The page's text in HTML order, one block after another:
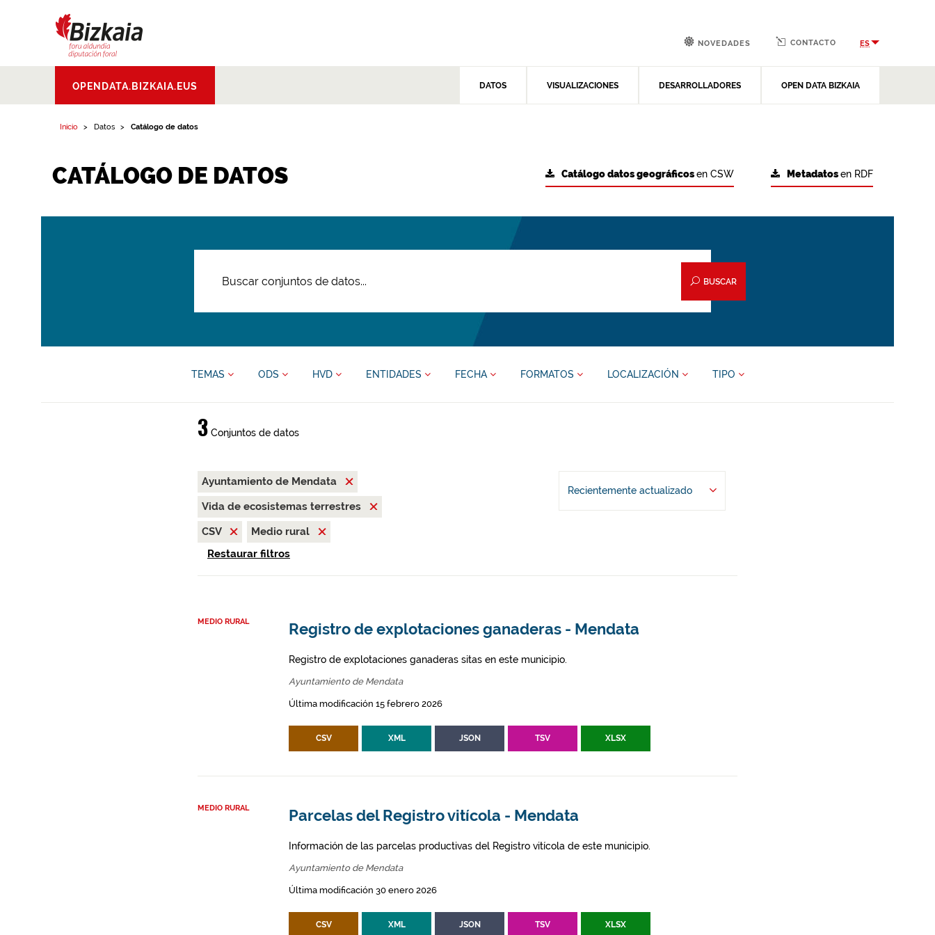
Aldundia.Diputacion
Foral de Bizkaia
OPENDATA.BIZKAIA.EUS DATOS VISUALIZACIONES DESARROLLADORES OPEN DATA BIZKAIA
NOVEDADES CONTACTO ES
Inicio Datos Catálogo de datos
CATÁLOGO DE DATOS Metadatosen RDF
Catálogo datos geográficosen CSW
BUSCAR
TEMAS ODS HVD ENTIDADES FECHA FORMATOS LOCALIZACIÓN TIPO
3Conjuntos de datos
Ayuntamiento de Mendata
Vida de ecosistemas terrestres
CSV
Medio rural
Restaurar filtros
Recientemente actualizado
MEDIO RURAL Registro de explotaciones ganaderas - Mendata
Registro de explotaciones ganaderas sitas en este municipio.
Ayuntamiento de Mendata
Última modificación 15 febrero 2026
CSV XML JSON TSV XLSX
MEDIO RURAL Parcelas del Registro vitícola - Mendata
Información de las parcelas productivas del Registro vitícola de este municipio.
Ayuntamiento de Mendata
Última modificación 30 enero 2026
CSV XML JSON TSV XLSX